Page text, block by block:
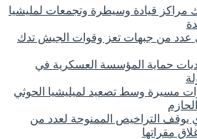
مراكز قيادة وسيطرة وتجمعات لمليشيا
عدد من جبهات تعز وقوات الجيش تدك
حماية المؤسسة العسكرية في
مسيرة وسط تصعيد لميليشيا الحوثي
يوقف التراخيص الممنوحة لعدد من
مقراتها